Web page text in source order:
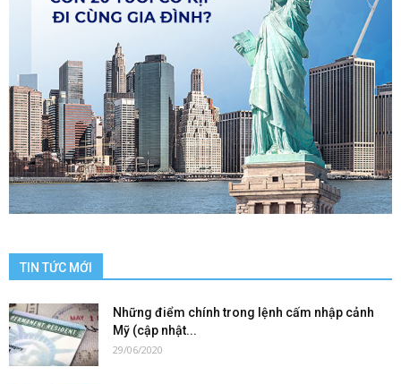
TIN TỨC MỚI
Những điểm chính trong lệnh cấm nhập cảnh
Mỹ (cập nhật...
29/06/2020